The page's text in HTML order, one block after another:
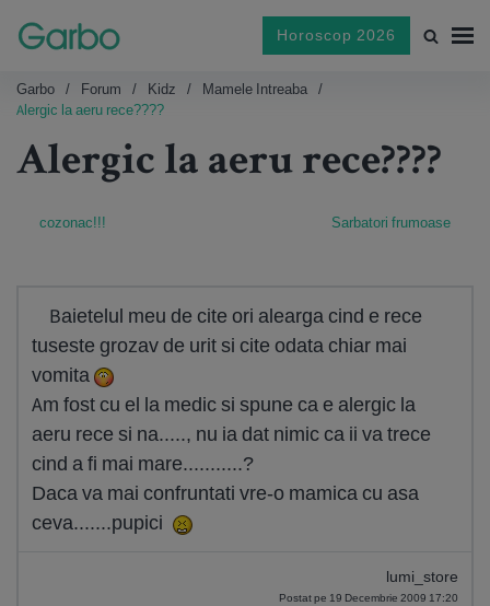
Horoscop 2026
Garbo Forum Kidz
Mamele Intreaba
Alergic la aeru rece????
Alergic la aeru rece????
cozonac!!! Sarbatori frumoase
Baietelul meu de cite ori alearga cind e rece
tuseste grozav de urit si cite odata chiar mai
vomita
Am fost cu el la medic si spune ca e alergic la
aeru rece si na....., nu ia dat nimic ca ii va trece
cind a fi mai mare...........?
Daca va mai confruntati vre-o mamica cu asa
ceva.......pupici
lumi_store
Postat pe 19 Decembrie 2009 17:20